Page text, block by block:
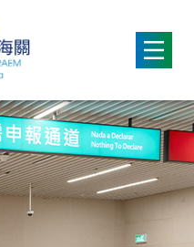
移動到内容區域